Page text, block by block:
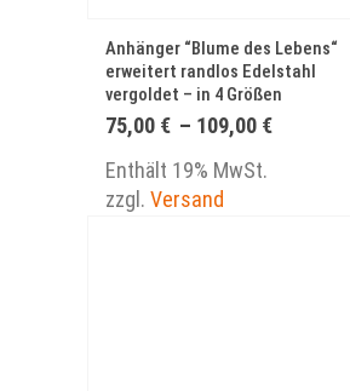
Anhänger “Blume des Lebens“
erweitert randlos Edelstahl
vergoldet – in 4 Größen
75,00 € – 109,00 €
Enthält 19% MwSt.
zzgl. Versand